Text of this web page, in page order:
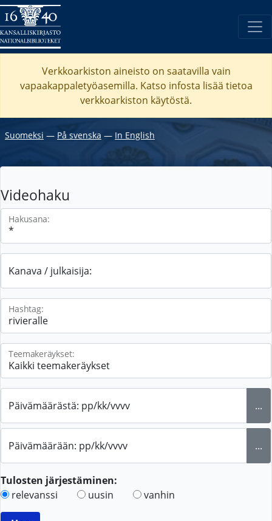
Verkkoarkiston aineisto on saatavilla vain
vapaakappaletyöasemilla. Katso infosta lisää tietoa
verkkoarkiston käytöstä.
Suomeksi ― På svenska ― In English
Videohaku
Hakusana:
Kanava / julkaisija:
Hashtag:
Teemakeräykset:
Päivämäärästä: pp/kk/vvvv ...
Päivämäärään: pp/kk/vvvv ...
Tulosten järjestäminen:
relevanssi
uusin vanhin